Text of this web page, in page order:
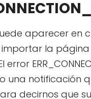
aparecer en
importar la
una notificación
decirnos que